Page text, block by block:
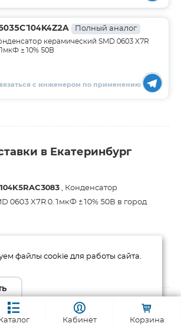
Полный аналог
керамический SMD 0603 X7R
±10% 50В
с инженером по применению
в Екатеринбург
, Конденсатор
0603 X7R 0.1мкФ ±10% 50В в город
Каталог Кабинет Корзина
файлы cookie для работы сайта.